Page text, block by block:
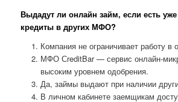
Выдадут ли онлайн займ, если есть
кредиты в других МФО?
Компания не ограничивает работу в
МФО СreditBar — сервис онлайн-
высоким уровнем одобрения.
Да, займы выдают при наличии
В личном кабинете заемщикам